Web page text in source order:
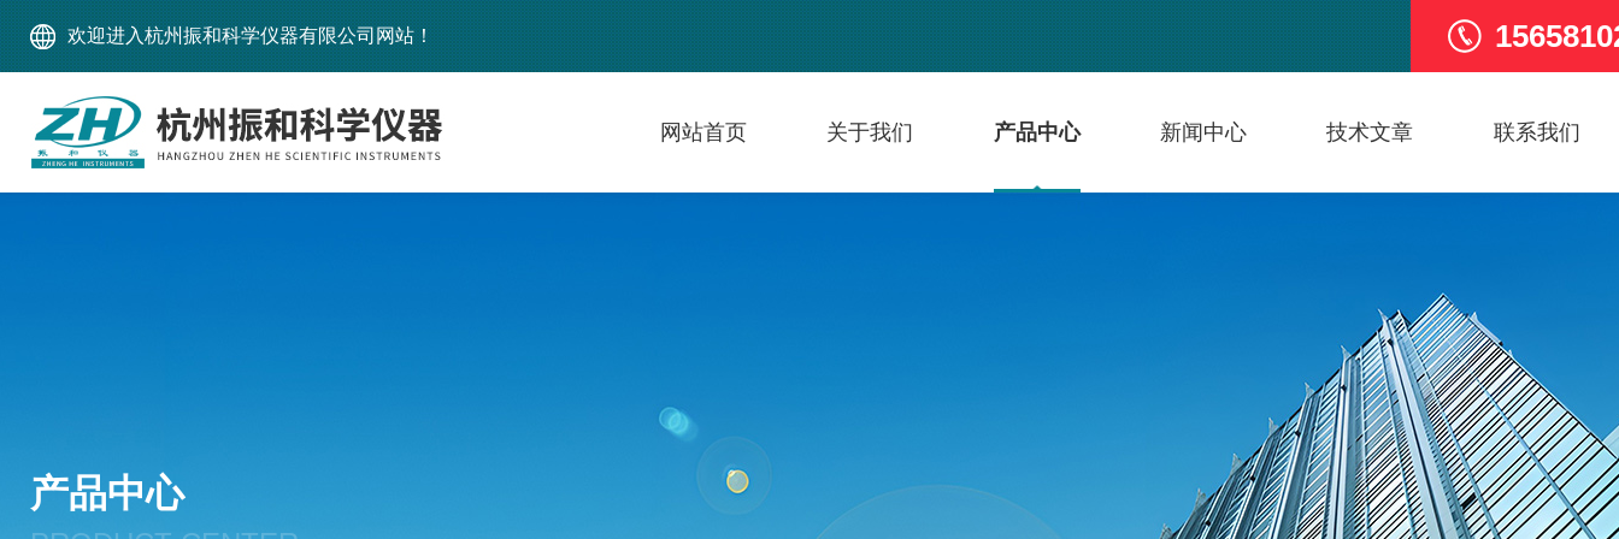
欢迎进入杭州振和科学仪器有限公司网站！
网站首页 关于我们 产品中心 新闻中心 技术文章 联系我们
产品中心